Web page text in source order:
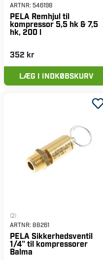
ARTNR: 546198
PELA Remhjul til
kompressor 5,5 hk & 7,5
hk, 200 l
352 kr
LÆG I INDKØBSKURV
(2)
ARTNR: 88261
PELA Sikkerhedsventil
1/4" til kompressorer
Balma